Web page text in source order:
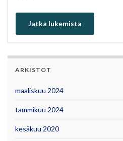
Jatka lukemista
ARKISTOT
maaliskuu 2024
tammikuu 2024
kesäkuu 2020